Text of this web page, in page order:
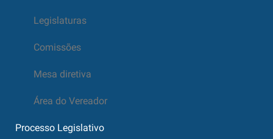
Legislaturas
Comissões
Mesa diretiva
Área do Vereador
Processo Legislativo